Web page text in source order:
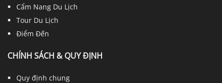
Cẩm Nang Du Lịch
Tour Du Lịch
Điểm Đến
CHÍNH SÁCH & QUY ĐỊNH
Quy định chung